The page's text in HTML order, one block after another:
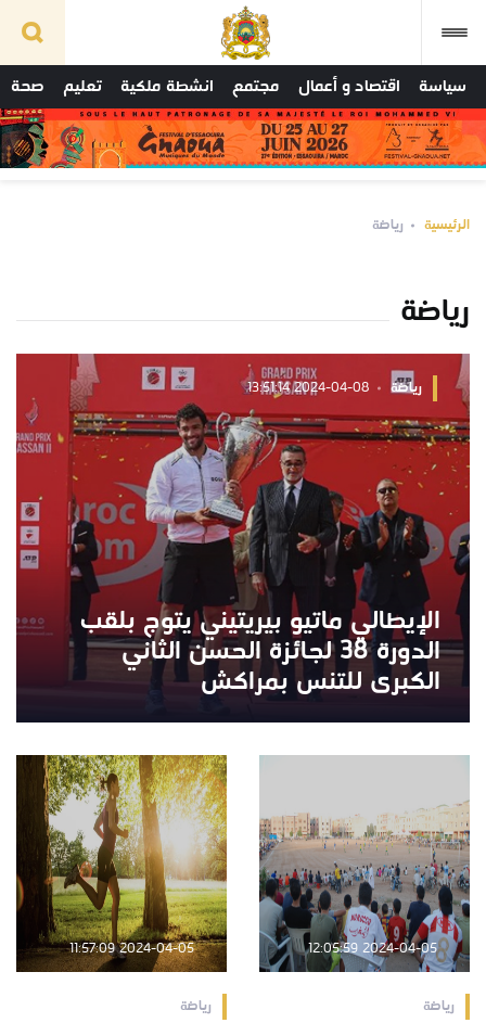
سياسة اقتصاد و أعمال مجتمع انشطة ملكية تعليم صحة
الرئيسية رياضة
رياضة
رياضة 2024-04-08 13:51:14
الإيطالي ماتيو بيريتيني يتوج بلقب
الدورة 38 لجائزة الحسن الثاني
الكبرى للتنس بمراكش
2024-04-05 12:05:59
رياضة
2024-04-05 11:57:09
رياضة